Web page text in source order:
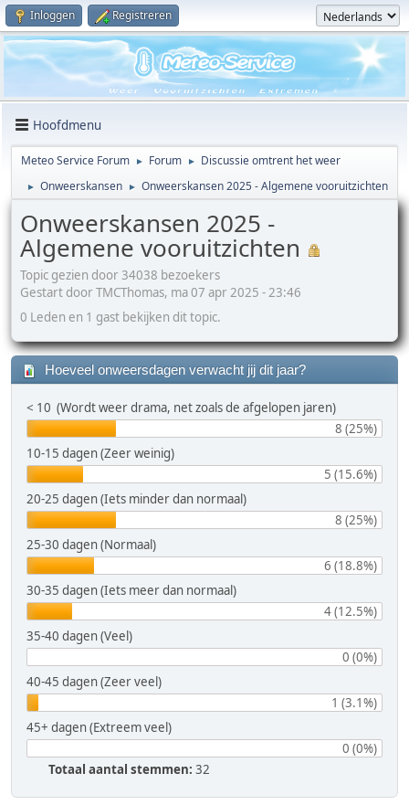
Inloggen Registreren
Hoofdmenu
Meteo Service Forum ► Forum ► Discussie omtrent het weer
► Onweerskansen ► Onweerskansen 2025 - Algemene vooruitzichten
Onweerskansen 2025 -
Algemene vooruitzichten
Topic gezien door 34038 bezoekers
Gestart door TMCThomas, ma 07 apr 2025 - 23:46
0 Leden en 1 gast bekijken dit topic.
Hoeveel onweersdagen verwacht jij dit jaar?
< 10 (Wordt weer drama, net zoals de afgelopen jaren)
8 (25%)
10-15 dagen (Zeer weinig)
5 (15.6%)
20-25 dagen (Iets minder dan normaal)
8 (25%)
25-30 dagen (Normaal)
6 (18.8%)
30-35 dagen (Iets meer dan normaal)
4 (12.5%)
35-40 dagen (Veel)
0 (0%)
40-45 dagen (Zeer veel)
1 (3.1%)
45+ dagen (Extreem veel)
0 (0%)
Totaal aantal stemmen: 32